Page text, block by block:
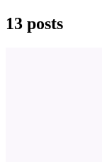
13 posts